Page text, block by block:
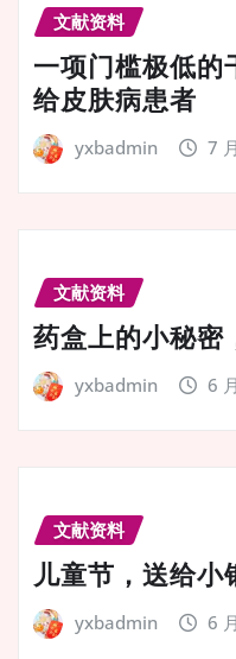
文献资料
一项门槛极低的
给皮肤病患者
yxbadmin 7
文献资料
药盒上的小秘密
yxbadmin 6
文献资料
儿童节，送给小
yxbadmin 6